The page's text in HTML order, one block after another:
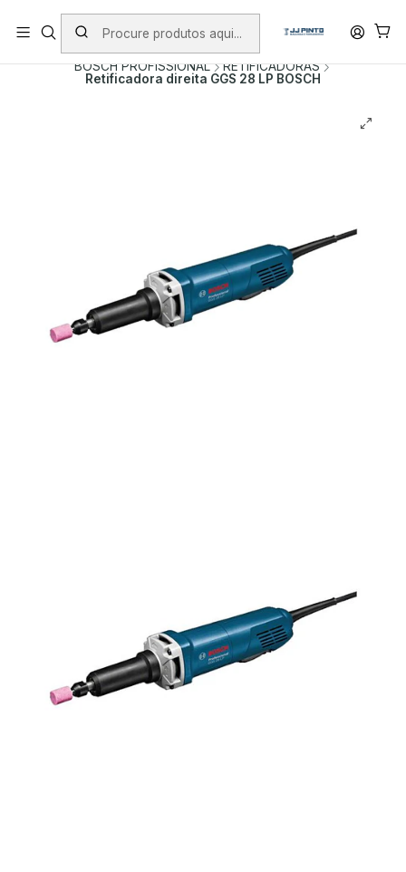
PORTES INCLUÍDOS EM ENCOMENDAS +75€ (excepto ilhas)
Início PRODUTOS
FERRAMENTAS COM FIO
BOSCH PROFISSIONAL
RETIFICADORAS
Retificadora direita GGS 28 LP BOSCH